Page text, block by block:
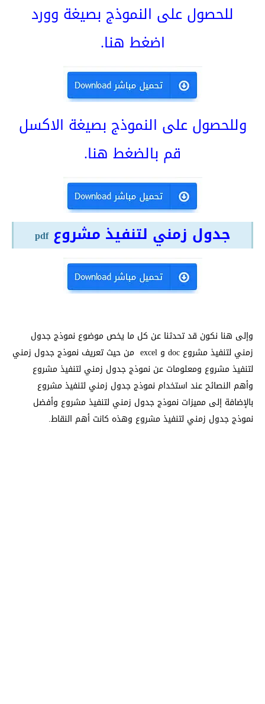
للحصول على النموذج بصيغة وورد
اضغط هنا.
وللحصول على النموذج بصيغة الاكسل
قم بالضغط هنا.
جدول زمني لتنفيذ مشروعpdf
وإلى هنا نكون قد تحدثنا عن كل ما يخص موضوع نموذج جدول
زمني لتنفيذ مشروع doc و excel من حيث تعريف نموذج جدول زمني
لتنفيذ مشروع ومعلومات عن نموذج جدول زمني لتنفيذ مشروع
وأهم النصائح عند استخدام نموذج جدول زمني لتنفيذ مشروع
بالإضافة إلى مميزات نموذج جدول زمني لتنفيذ مشروع وأفضل
نموذج جدول زمني لتنفيذ مشروع وهذه كانت أهم النقاط.